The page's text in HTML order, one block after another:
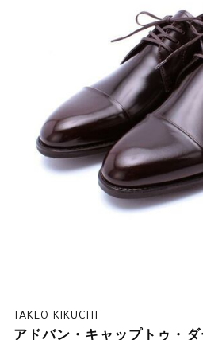
TAKEO KIKUCHI
アドバン・キャップトゥ・